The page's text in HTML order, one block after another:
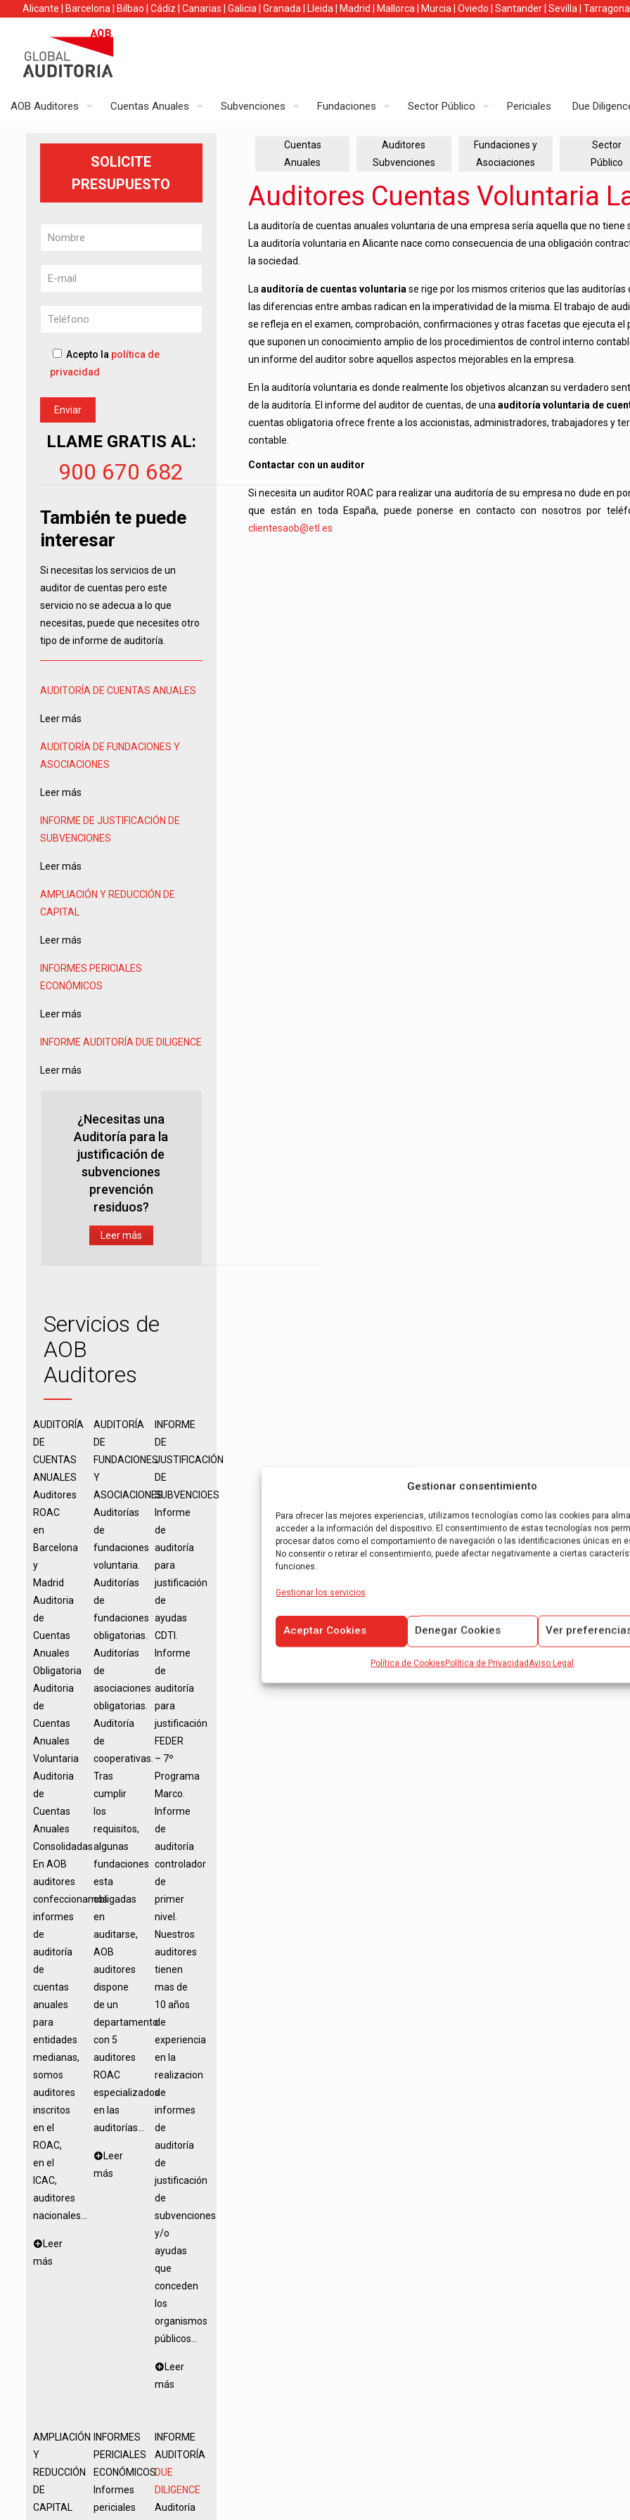
Gestionar consentimiento
Para ofrecer las mejores experiencias, utilizamos tecnologías como las cookies para
acceder a la información del dispositivo. El consentimiento de estas tecnologías nos
procesar datos como el comportamiento de navegación o las identificaciones únicas en
No consentir o retirar el consentimiento, puede afectar negativamente a ciertas
funciones.
Gestionar los servicios
Aceptar Cookies Denegar Cookies Ver
Política de CookiesPolítica de PrivacidadAviso Legal
Alicante Barcelona Bilbao Cádiz Canarias Galicia Granada Lleida Madrid Mallorca Murcia Oviedo Santander Sevilla Tarragona
AOB Auditores Cuentas Anuales Subvenciones Fundaciones Sector Público Periciales Due
SOLICITE
PRESUPUESTO
Acepto la política de
privacidad
LLAME GRATIS AL:
900 670 682
También te puede
interesar
Si necesitas los servicios de un
auditor de cuentas pero este
servicio no se adecua a lo que
necesitas, puede que necesites otro
tipo de informe de auditoría.
AUDITORÍA DE CUENTAS ANUALES
Leer más
AUDITORÍA DE FUNDACIONES Y
ASOCIACIONES
Leer más
INFORME DE JUSTIFICACIÓN DE
SUBVENCIONES
Leer más
AMPLIACIÓN Y REDUCCIÓN DE
CAPITAL
Leer más
INFORMES PERICIALES
ECONÓMICOS
Leer más
INFORME AUDITORÍA DUE DILIGENCE
Leer más
¿Necesitas una
Auditoría para la
justificación de
subvenciones
prevención
residuos?
Leer más
Servicios de
AOB
Auditores
AUDITORÍA
DE
CUENTAS
ANUALES
Auditores
ROAC
en
Barcelona
y
Madrid
Auditoria
de
Cuentas
Anuales
Obligatoria
Auditoria
de
Cuentas
Anuales
Voluntaria
Auditoria
de
Cuentas
Anuales
Consolidadas
En AOB
auditores
confeccionamos
informes
de
auditoría
de
cuentas
anuales
para
entidades
medianas,
somos
auditores
inscritos
en el
ROAC,
en el
ICAC,
auditores
nacionales...
Leer
más
AUDITORÍA
DE
FUNDACIONES
Y
ASOCIACIONES
Auditorías
de
fundaciones
voluntaria.
Auditorías
de
fundaciones
obligatorias.
Auditorías
de
asociaciones
obligatorias.
Auditoría
de
cooperativas.
Tras
cumplir
los
requisitos,
algunas
fundaciones
esta
obligadas
en
auditarse,
AOB
auditores
dispone
de un
departamento
con 5
auditores
ROAC
especializados
en las
auditorías...
Leer
más
INFORME
DE
JUSTIFICACIÓN
DE
SUBVENCIOES
Informe
de
auditoría
para
justificación
de
ayudas
CDTI.
Informe
de
auditoría
para
justificación
FEDER
– 7º
Programa
Marco.
Informe
de
auditoría
controlador
de
primer
nivel.
Nuestros
auditores
tienen
mas de
10 años
de
experiencia
en la
realizacion
de
informes
de
auditoría
de
justificación
de
subvenciones
y/o
ayudas
que
conceden
los
organismos
públicos...
Leer
más
AMPLIACIÓN
Y
REDUCCIÓN
DE
CAPITAL
INFORMES
PERICIALES
ECONÓMICOS
Informes
periciales
INFORME
AUDITORÍA
DUE
DILIGENCE
Auditoría
Cuentas
Anuales
Auditores
Subvenciones
Fundaciones y
Asociaciones
Sector
Público
Auditores Cuentas Voluntaria
La auditoría de cuentas anuales voluntaria de una empresa sería aquella que no tiene
La auditoría voluntaria en Alicante nace como consecuencia de una obligación
la sociedad.
La auditoría de cuentas voluntaria se rige por los mismos criterios que las auditorías
las diferencias entre ambas radican en la imperatividad de la misma. El trabajo de
se refleja en el examen, comprobación, confirmaciones y otras facetas que ejecuta el
que suponen un conocimiento amplio de los procedimientos de control interno
un informe del auditor sobre aquellos aspectos mejorables en la empresa.
En la auditoría voluntaria es donde realmente los objetivos alcanzan su verdadero
de la auditoría. El informe del auditor de cuentas, de una auditoría voluntaria de
cuentas obligatoria ofrece frente a los accionistas, administradores, trabajadores y
contable.
Contactar con un auditor
Si necesita un auditor ROAC para realizar una auditoría de su empresa no dude en
que están en toda España, puede ponerse en contacto con nosotros por
clientesaob@etl.es